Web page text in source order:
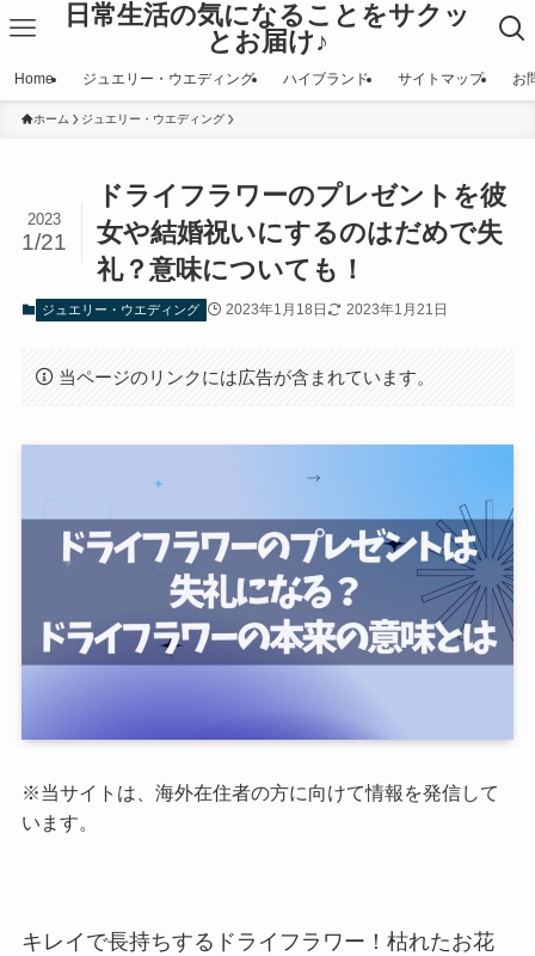
日常生活の気になることをサクッ
とお届け♪
Home ジュエリー・ウエディング ハイブランド サイトマップ お
ホーム ジュエリー・ウエディング
ドライフラワーのプレゼントを彼
女や結婚祝いにするのはだめで失
礼？意味についても！
2023
1/21
ジュエリー・ウエディング 2023年1月18日 2023年1月21日
当ページのリンクには広告が含まれています。
※当サイトは、海外在住者の方に向けて情報を発信して
います。
キレイで長持ちするドライフラワー！枯れたお花